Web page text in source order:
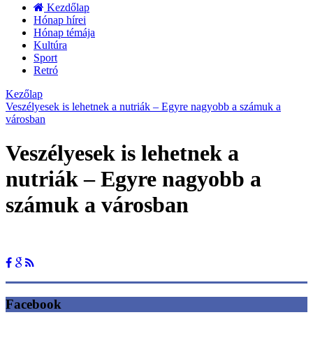
Kezdőlap
Hónap hírei
Hónap témája
Kultúra
Sport
Retró
Kezőlap
Veszélyesek is lehetnek a nutriák – Egyre nagyobb a számuk a
városban
Veszélyesek is lehetnek a
nutriák – Egyre nagyobb a
számuk a városban
Facebook